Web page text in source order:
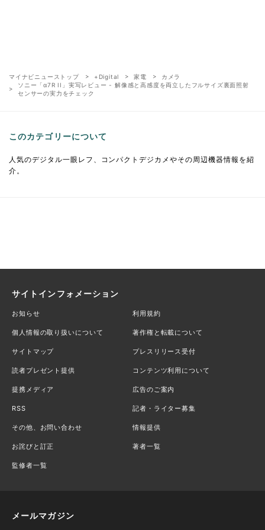
マイナビニューストップ +Digital 家電
カメラ
ソニー「α7R II」実写レビュー - 解像感と高感度を両立したフルサイズ裏面照射
センサーの実力をチェック
このカテゴリーについて
人気のデジタル一眼レフ、コンパクトデジカメやその周辺機器情報を紹
介。
サイトインフォメーション
お知らせ 利用規約
個人情報の取り扱いについて 著作権と転載について
サイトマップ プレスリリース受付
読者プレゼント提供 コンテンツ利用について
提携メディア 広告のご案内
RSS 記者・ライター募集
その他、お問い合わせ 情報提供
お詫びと訂正 著者一覧
監修者一覧
メールマガジン